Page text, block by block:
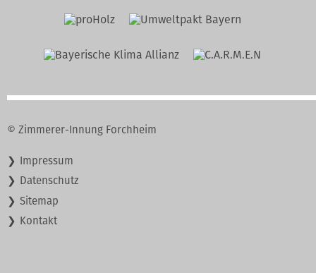
© Zimmerer-Innung Forchheim
Navigation
überspringen
Impressum
Datenschutz
Sitemap
Kontakt